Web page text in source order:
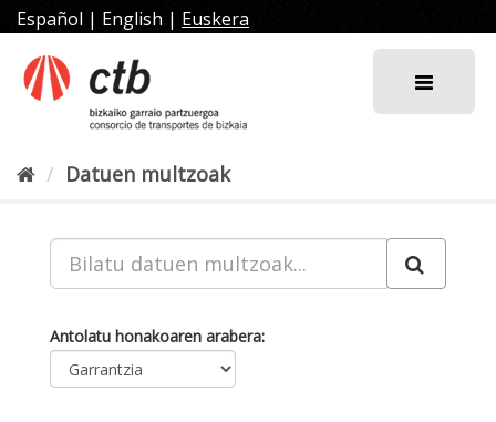
Joan
edukira
Español | English | Euskera
Datuen multzoak
Antolatu honakoaren arabera